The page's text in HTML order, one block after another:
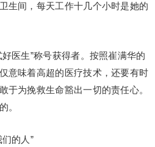
生间，每天工作十几个小时是她的
医生”称号获得者。按照崔满华的
意味着高超的医疗技术，还要有时
于为挽救生命豁出一切的责任心。
。
的人”